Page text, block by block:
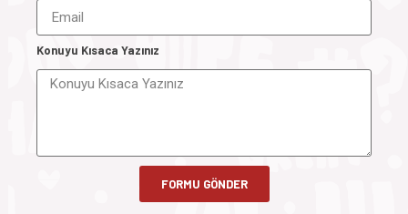
Konuyu Kısaca Yazınız
FORMU GÖNDER